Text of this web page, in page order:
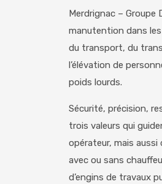
Merdrignac – Groupe
manutention dans
du transport, du
l’élévation de
poids lourds.
Sécurité, précision,
trois valeurs qui
opérateur, mais
avec ou sans
d’engins de travaux